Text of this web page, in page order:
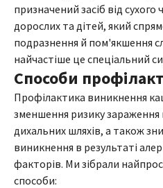
призначений засіб від
дорослих та дітей, який
подразнення й пом'якшення
найчастіше це спеціальний
Способи
Профілактика виникнення
зменшення ризику
дихальних шляхів, а також
виникнення в результаті
факторів. Ми зібрали
способи: